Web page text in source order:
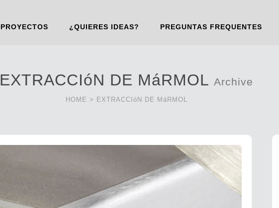
PROYECTOS ¿QUIERES IDEAS? PREGUNTAS FREQUENTES
EXTRACCIóN DE MáRMOL Archive
HOME > EXTRACCIóN DE MáRMOL